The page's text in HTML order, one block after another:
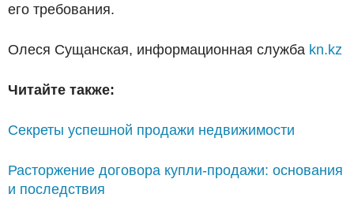
его требования.
Олеся Сущанская, информационная служба kn.kz
Читайте также:
Секреты успешной продажи недвижимости
Расторжение договора купли-продажи: основания
и последствия